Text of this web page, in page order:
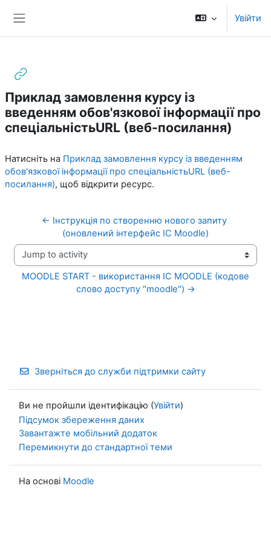
Увійти
Приклад замовлення курсу із
введенням обов'язкової інформації про
спеціальністьURL (веб-посилання)
Натисніть на Приклад замовлення курсу із введенням
обов'язкової інформації про спеціальністьURL (веб-
посилання), щоб відкрити ресурс.
← Інструкція по створенню нового запиту
(оновлений інтерфейс IC Moodle)
Jump to activity
MOODLE START - використання IC MOODLE (кодове
слово доступу "moodle") →
Зверніться до служби підтримки сайту
Ви не пройшли ідентифікацію (Увійти)
Підсумок збереження даних
Завантажте мобільний додаток
Перемикнути до стандартної теми
На основі Moodle